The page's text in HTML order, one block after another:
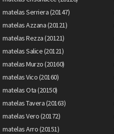
matelas Serriera (20147)
matelas Azzana (20121)
matelas Rezza (20121)
matelas Salice (20121)
matelas Murzo (20160)
matelas Vico (20160)
matelas Ota (20150)
matelas Tavera (20163)
matelas Vero (20172)
matelas Arro (20151)